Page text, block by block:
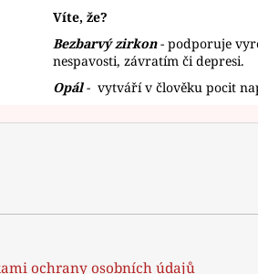
Víte, že?
Bezbarvý zirkon- podporuje
nespavosti, závratím či depresi.
Opál- vytváří v člověku pocit
ochrany osobních údajů